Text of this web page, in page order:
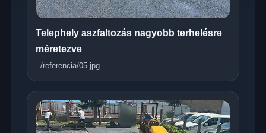
Telephely aszfaltozás nagyobb terhelésre
méretezve
../referencia/05.jpg